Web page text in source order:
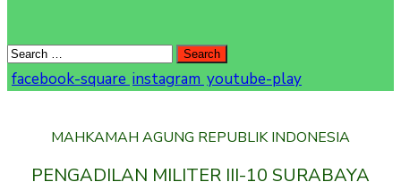
facebook-square instagram youtube-play
MAHKAMAH AGUNG REPUBLIK INDONESIA
PENGADILAN MILITER III-10 SURABAYA